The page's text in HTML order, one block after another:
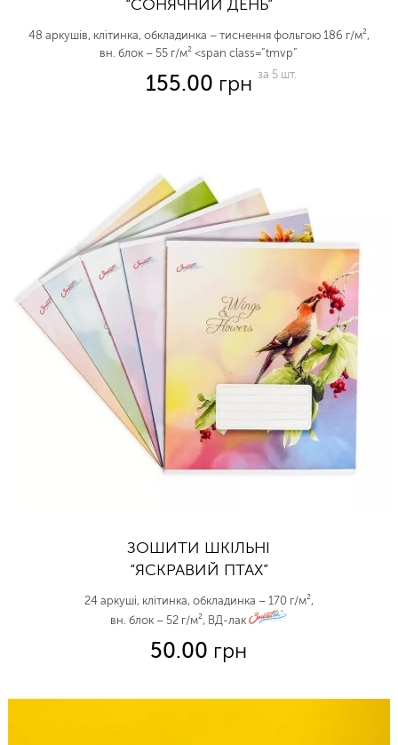
“СОНЯЧНИЙ ДЕНЬ”
48 аркушів, клітинка, обкладинка – тиснення фольгою 186 г/м²,
вн. блок – 55 г/м² <span class=”tmvp”
155.00 грн за 5 шт.
ЗОШИТИ ШКІЛЬНІ
“ЯСКРАВИЙ ПТАХ”
24 аркуші, клітинка, обкладинка – 170 г/м²,
вн. блок – 52 г/м², ВД-лак
50.00 грн